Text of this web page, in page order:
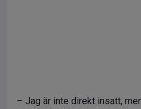
– Jag är inte direkt insatt,